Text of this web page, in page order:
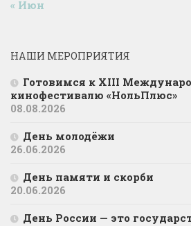
« Июн
НАШИ МЕРОПРИЯТИЯ
Готовимся к XIII
кинофестивалю «НольПлюс»
08.08.2026
День молодёжи
26.06.2026
День памяти и скорби
20.06.2026
День России — это